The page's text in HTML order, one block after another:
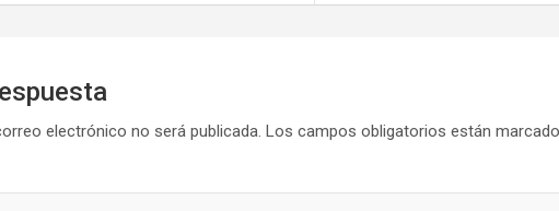
electrónico no será publicada. Los campos obligatorios están